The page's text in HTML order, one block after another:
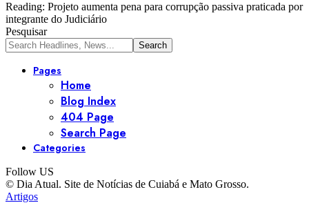
Reading: Projeto aumenta pena para corrupção passiva praticada por
integrante do Judiciário
Pesquisar
Pages
Home
Blog Index
404 Page
Search Page
Categories
Follow US
© Dia Atual. Site de Notícias de Cuiabá e Mato Grosso.
Artigos